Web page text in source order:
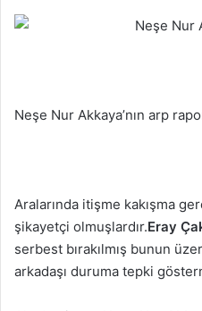
Neşe Nur Akkaya’nın arp
Aralarında itişme kakışma
şikayetçi olmuşlardır.Eray
serbest bırakılmış bunun
arkadaşı duruma tepki